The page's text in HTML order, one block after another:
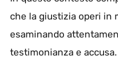
che la giustizia operi in
esaminando
testimonianza e